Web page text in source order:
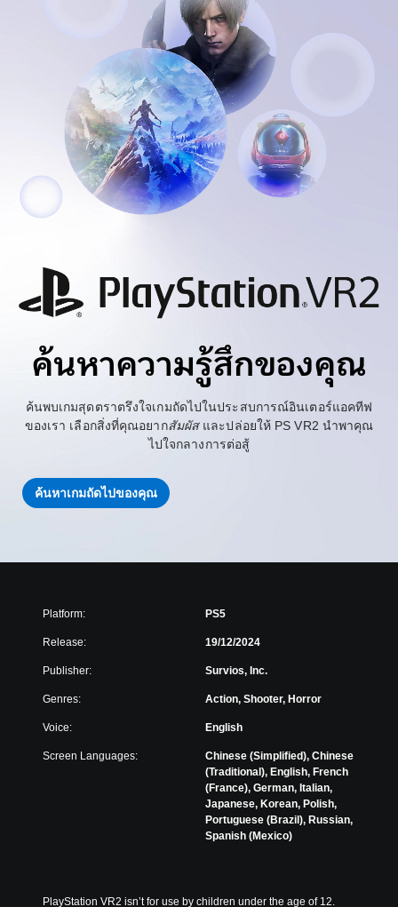
ค้นหาความรู้สึกของคุณ
ค้นพบเกมสุดตราตรึงใจเกมถัดไปในประสบการณ์อินเตอร์แอคทีฟ
ของเรา เลือกสิ่งที่คุณอยากสัมผัสและปล่อยให้ PS VR2 นำพาคุณ
ไปใจกลางการต่อสู้
ค้นหาเกมถัดไปของคุณ
Platform: PS5
Release: 19/12/2024
Publisher: Survios, Inc.
Genres: Action, Shooter, Horror
Voice: English
Screen Languages:
Chinese (Simplified), Chinese
(Traditional), English, French
(France), German, Italian,
Japanese, Korean, Polish,
Portuguese (Brazil), Russian,
Spanish (Mexico)
PlayStation VR2 isn’t for use by children under the age of 12.